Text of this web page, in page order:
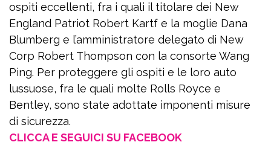
ospiti eccellenti, fra i quali il titolare dei New
England Patriot Robert Kartf e la moglie Dana
Blumberg e l’amministratore delegato di New
Corp Robert Thompson con la consorte Wang
Ping. Per proteggere gli ospiti e le loro auto
lussuose, fra le quali molte Rolls Royce e
Bentley, sono state adottate imponenti misure
di sicurezza.
CLICCA E SEGUICI SU FACEBOOK